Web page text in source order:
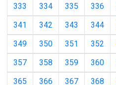
333
334 335 336
341
342 343 344
349
350 351 352
357
358 359 360
365
366 367 368